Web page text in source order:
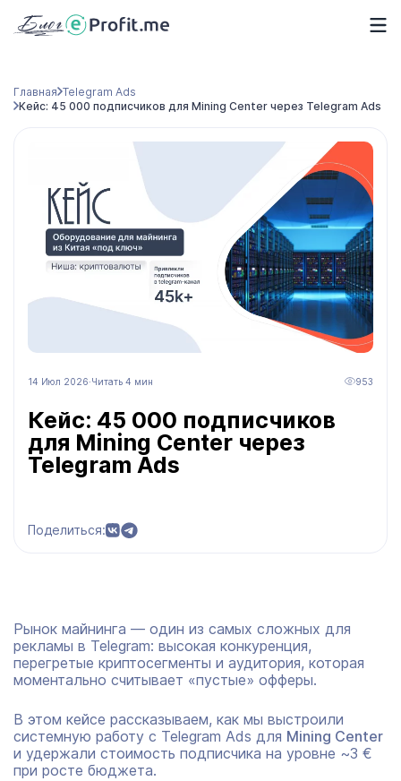
Главная Telegram Ads
Кейс: 45 000 подписчиков для Mining Center через Telegram Ads
14 Июл 2026·Читать 4 мин 953
Кейс: 45 000 подписчиков
для Mining Center через
Telegram Ads
Поделиться:
Рынок майнинга — один из самых сложных для
рекламы в Telegram: высокая конкуренция,
перегретые криптосегменты и аудитория, которая
моментально считывает «пустые» офферы.
В этом кейсе рассказываем, как мы выстроили
системную работу с Telegram Ads для Mining Center
и удержали стоимость подписчика на уровне ~3 €
при росте бюджета.